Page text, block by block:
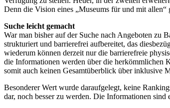
Denn die Vision eines „Museums für und mit
Suche leicht gemacht
War man bisher auf der Suche nach Angeboten zu
strukturiert und barrierefrei aufbereitet, das
wiederum können derzeit nur die barrierefreie
die Informationen werden über die herkömmlichen
somit auch keinen Gesamtüberblick über inklusive
Besonderer Wert wurde daraufgelegt, keine
dar, noch besser zu werden. Die Informationen